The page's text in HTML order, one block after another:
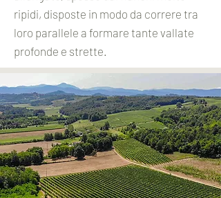
ripidi, disposte in modo da correre tra
loro parallele a formare tante vallate
profonde e strette.